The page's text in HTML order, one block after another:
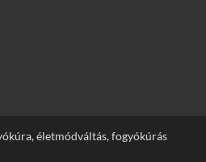
életmódváltás, fogyókúrás